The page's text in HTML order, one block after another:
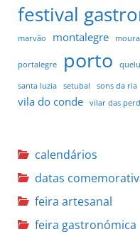
festival
marvão
montalegre moura
portalegre porto
santa luzia setubal sons da ria
vila do conde vilar das
calendários
datas
feira artesanal
feira gastronómica